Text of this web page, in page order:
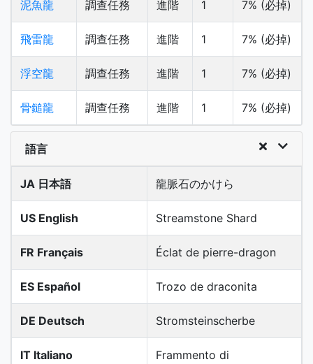
泥魚龍 調查任務 進階 1 7% (必掉)
飛雷龍 調查任務 進階 1 7% (必掉)
浮空龍 調查任務 進階 1 7% (必掉)
骨鎚龍 調查任務 進階 1 7% (必掉)
語言
JA 日本語 龍脈石のかけら
US English Streamstone Shard
FR Français Éclat de pierre-dragon
ES Español Trozo de draconita
DE Deutsch Stromsteinscherbe
IT Italiano
Frammento di